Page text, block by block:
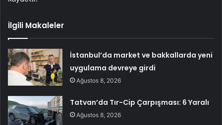
İlgili Makaleler
İstanbul’da market ve bakkallarda yeni
uygulama devreye girdi
Ağustos 8, 2026
Tatvan’da Tır-Cip Çarpışması: 6 Yaralı
Ağustos 8, 2026